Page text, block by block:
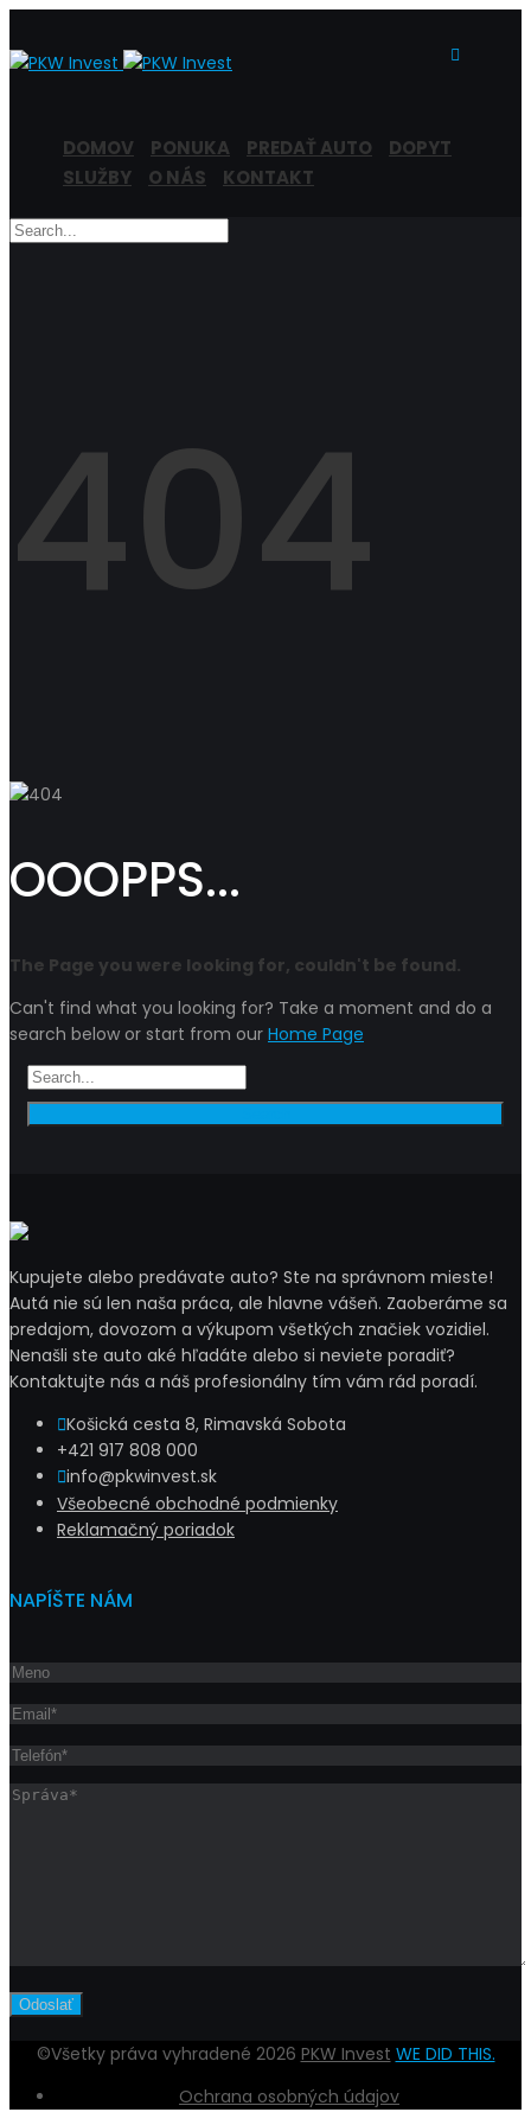
DOMOV PONUKA PREDAŤ AUTO
DOPYT
SLUŽBY
O NÁS KONTAKT
404
OOOPPS...
The Page you were looking for, couldn't be found.
Can't find what you looking for? Take a moment and do a
search below or start from our Home Page
Kupujete alebo predávate auto? Ste na správnom mieste!
Autá nie sú len naša práca, ale hlavne vášeň. Zaoberáme sa
predajom, dovozom a výkupom všetkých značiek vozidiel.
Nenašli ste auto aké hľadáte alebo si neviete poradiť?
Kontaktujte nás a náš profesionálny tím vám rád poradí.
Košická cesta 8, Rimavská Sobota
+421 917 808 000
info@pkwinvest.sk
Všeobecné obchodné podmienky
Reklamačný poriadok
NAPÍŠTE NÁM
©Všetky práva vyhradené 2026 PKW Invest WE DID THIS.
Ochrana osobných údajov